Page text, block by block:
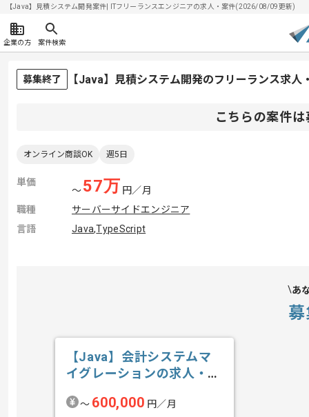
【Java】見積システム開発案件| ITフリーランスエンジニアの求人・案件(2026/08/09更新)
企業の方 案件検索
募集終了 【Java】見積システム開発のフリーランス求人
こちらの案件
オンライン商談OK 週5日
単価
〜57万 円／月
職種
サーバーサイドエンジニア
言語
Java,TypeScript
あ
【Java】会計システムマ
イグレーションの求人・案
〜 600,000 円／月